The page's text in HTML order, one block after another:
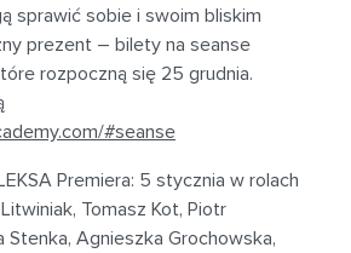
sprawić sobie i swoim bliskim
prezent – bilety na seanse
rozpoczną się 25 grudnia.
#seanse
Premiera: 5 stycznia w rolach
Tomasz Kot, Piotr
Stenka, Agnieszka Grochowska,